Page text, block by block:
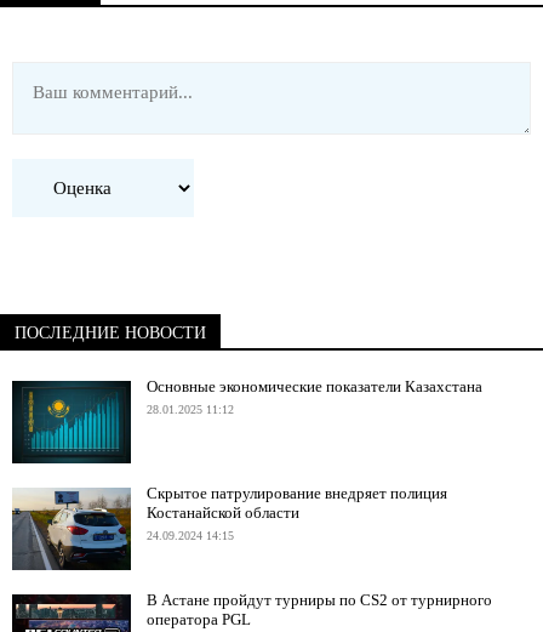
ПОСЛЕДНИЕ НОВОСТИ
Основные экономические показатели Казахстана
28.01.2025 11:12
Скрытое патрулирование внедряет полиция
Костанайской области
24.09.2024 14:15
В Астане пройдут турниры по CS2 от турнирного
оператора PGL